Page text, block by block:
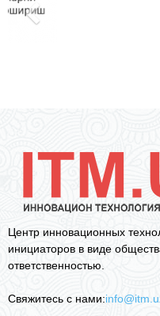
Центр инновационных
инициаторов в виде
ответственностью.
Свяжитесь с нами: